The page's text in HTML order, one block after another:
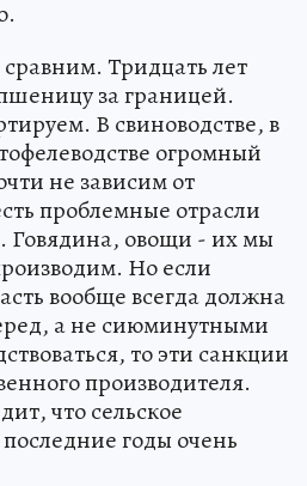
Тридцать лет
за границей.
В свиноводстве, в
огромный
не зависим от
проблемные отрасли
Говядина, овощи - их мы
Но если
вообще всегда должна
а не сиюминутными
то эти санкции
производителя.
что сельское
годы очень